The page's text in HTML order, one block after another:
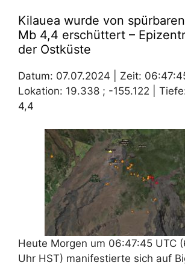
Kilauea wurde von
Mb 4,4 erschüttert –
der Ostküste
Datum: 07.07.2024 | Zeit:
Lokation: 19.338 ; -155.122 |
4,4
Heute Morgen um 06:47:45 UTC
Uhr HST) manifestierte sich auf